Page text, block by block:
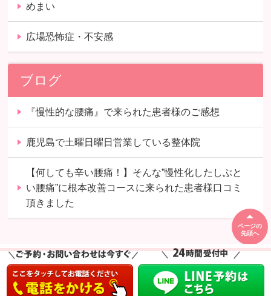
めまい
広場恐怖症・不安感
ブログ
『慢性的な腰痛』で来られた患者様のご感想
鹿児島で土曜日曜日営業している整体院
【何しても辛い腰痛！】そんな”慢性化したしぶと
い腰痛”に根本改善コースに来られた患者様口コミ
頂きました
ページの
先頭へ